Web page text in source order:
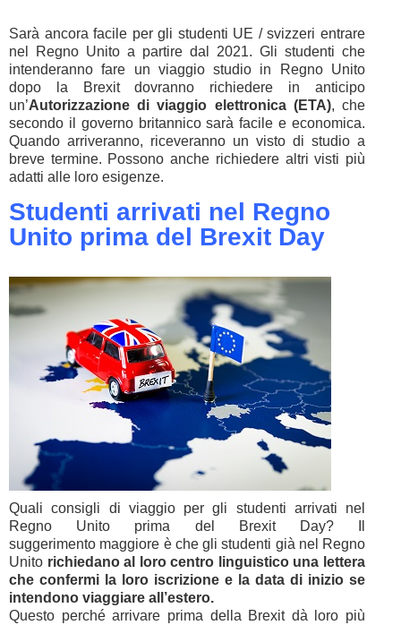
Sarà ancora facile per gli studenti UE / svizzeri entrare
nel Regno Unito a partire dal 2021. Gli studenti che
intenderanno fare un viaggio studio in Regno Unito
dopo la Brexit dovranno richiedere in anticipo
un’Autorizzazione di viaggio elettronica (ETA), che
secondo il governo britannico sarà facile e economica.
Quando arriveranno, riceveranno un visto di studio a
breve termine. Possono anche richiedere altri visti più
adatti alle loro esigenze.
Studenti arrivati nel Regno
Unito prima del Brexit Day
Quali consigli di viaggio per gli studenti arrivati nel
Regno Unito prima del Brexit Day? Il
suggerimento maggiore è che gli studenti già nel Regno
Unito richiedano al loro centro linguistico una lettera
che confermi la loro iscrizione e la data di inizio se
intendono viaggiare all’estero.
Questo perché arrivare prima della Brexit dà loro più